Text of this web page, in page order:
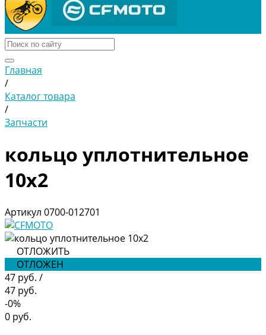
Главная
/
Каталог товара
/
Запчасти
кольцо уплотнительное
10х2
Артикул 0700-012701
ОТЛОЖИТЬ
ОТЛОЖЕН
47 руб. /
47 руб.
-0%
0 руб.